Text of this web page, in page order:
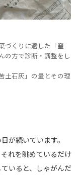
づくりに適した「窒
の方で診断・調整をし
土石灰」の量とその理
が続いています。
れを眺めているだけ
いると、しゃがんだ